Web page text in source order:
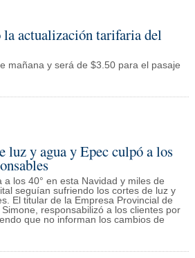
la actualización tarifaria del
mañana y será de $3.50 para el pasaje
luz y agua y Epec culpó a los
los 40° en esta Navidad y miles de
seguían sufriendo los cortes de luz y
El titular de la Empresa Provincial de
responsabilizó a los clientes por
que no informan los cambios de